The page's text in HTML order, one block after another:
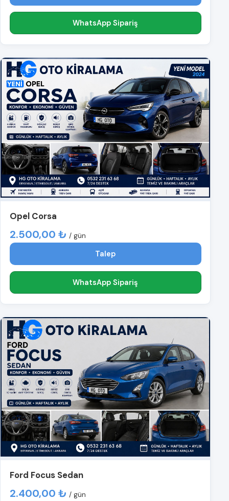
WhatsApp Sipariş
Opel Corsa
2.500,00 ₺ / gün
Talep
WhatsApp Sipariş
Ford Focus Sedan
2.400,00 ₺ / gün